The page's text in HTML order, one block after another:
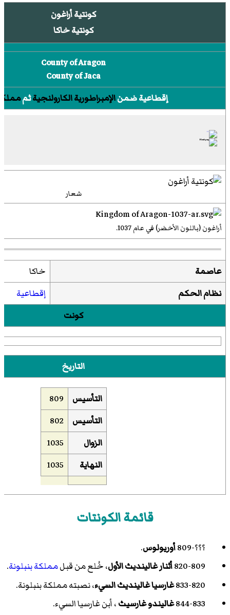
كونتية أراغون
كونتية خاكا
County of Aragon
County of Jaca
إقطاعية ضمنالإمبراطورية الكارولنجيةثم
شعار
أراغون (باللون الأخضر) في عام 1037.
عاصمة
خاكا
نظام الحكم
إقطاعية
كونت
التاريخ
التأسيس
809
التأسيس
802
الزوال
1035
النهاية
1035
قائمة الكونتات
؟؟؟-809 أوريولوس.
820-809أثنار غالينديث الأول، خُلع من قبلمملكة بنبلونة.
833-820غارسيا غالينديث السيء، نصبته مملكة بنبلونة.
844-833غاليندو غارسيث، أبن غارسيا السيء.